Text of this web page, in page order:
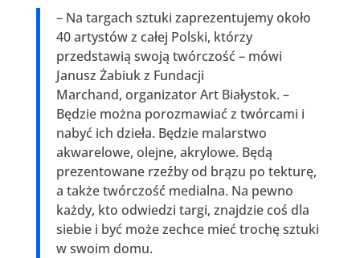
– Na targach sztuki zaprezentujemy około
40 artystów z całej Polski, którzy
przedstawią swoją twórczość – mówi
Janusz Żabiuk z Fundacji
Marchand, organizator Art Białystok. –
Będzie można porozmawiać z twórcami i
nabyć ich dzieła. Będzie malarstwo
akwarelowe, olejne, akrylowe. Będą
prezentowane rzeźby od brązu po tekturę,
a także twórczość medialna. Na pewno
każdy, kto odwiedzi targi, znajdzie coś dla
siebie i być może zechce mieć trochę sztuki
w swoim domu.